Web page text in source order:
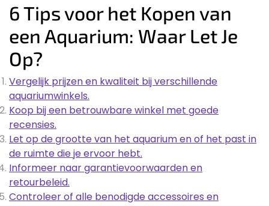
6 Tips voor het Kopen van
een Aquarium: Waar Let Je
Op?
Vergelijk prijzen en kwaliteit bij verschillende
aquariumwinkels.
Koop bij een betrouwbare winkel met goede
recensies.
Let op de grootte van het aquarium en of het past in
de ruimte die je ervoor hebt.
Informeer naar garantievoorwaarden en
retourbeleid.
Controleer of alle benodigde accessoires en